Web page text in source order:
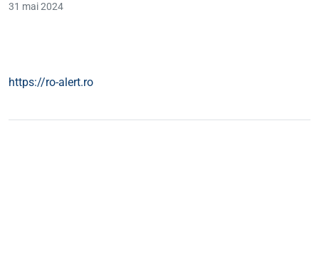
31 mai 2024
https://ro-alert.ro